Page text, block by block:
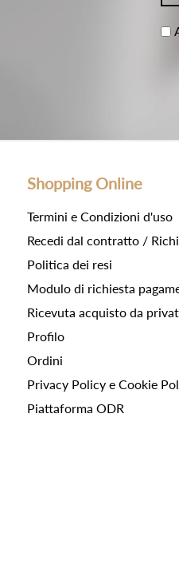
Shopping Online
Termini e Condizioni d'uso
Recedi dal contratto /
Politica dei resi
Modulo di richiesta
Ricevuta acquisto da
Profilo
Ordini
Privacy Policy e Cookie
Piattaforma ODR